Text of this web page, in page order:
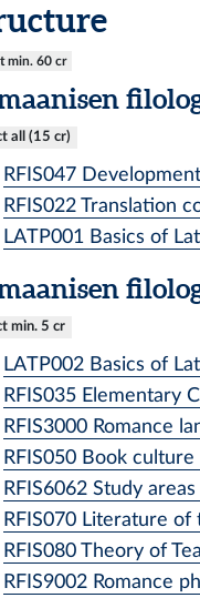
min. 60 cr
all (15 cr)
RFIS047
RFIS022 Translation
LATP001 Basics of
min. 5 cr
LATP002 Basics of
RFIS035 Elementary
RFIS3000 Romance
RFIS050 Book
RFIS6062 Study
RFIS070 Literature
RFIS080 Theory of
RFIS9002 Romance